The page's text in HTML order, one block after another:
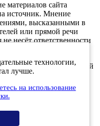
материалов сайта
источник. Мнение
высказанными в
или прямой речи
несёт ответственности
в Федеральной
(Роскомнадзор) 5
номер ЭЛ № ФС 77 -
технологии,
лучше.
на использование